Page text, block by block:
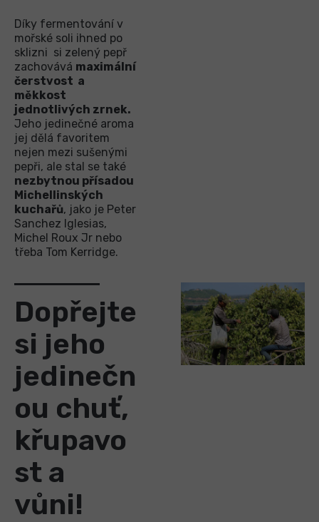
Díky fermentování v
mořské soli ihned po
sklizni si zelený pepř
zachovává maximální
čerstvost a
měkkost
jednotlivých zrnek.
Jeho jedinečné aroma
jej dělá favoritem
nejen mezi sušenými
pepři, ale stal se také
nezbytnou přísadou
Michellinských
kuchařů, jako je Peter
Sanchez Iglesias,
Michel Roux Jr nebo
třeba Tom Kerridge.
Dopřejte
si jeho
jedinečn
ou chuť,
křupavo
st a
vůni!